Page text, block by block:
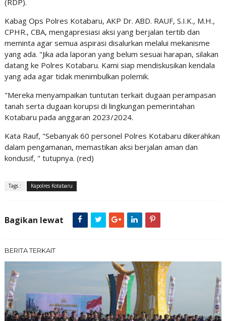
(RDP).
Kabag Ops Polres Kotabaru, AKP Dr. ABD. RAUF, S.I.K., M.H.,
CPHR., CBA, mengapresiasi aksi yang berjalan tertib dan
meminta agar semua aspirasi disalurkan melalui mekanisme
yang ada. "Jika ada laporan yang belum sesuai harapan, silakan
datang ke Polres Kotabaru. Kami siap mendiskusikan kendala
yang ada agar tidak menimbulkan polemik.
"Mereka menyampaikan tuntutan terkait dugaan perampasan
tanah serta dugaan korupsi di lingkungan pemerintahan
Kotabaru pada anggaran 2023/2024.
Kata Rauf, "Sebanyak 60 personel Polres Kotabaru dikerahkan
dalam pengamanan, memastikan aksi berjalan aman dan
kondusif, " tutupnya. (red)
Tags : Kapolres Kotabaru
Bagikan lewat
BERITA TERKAIT